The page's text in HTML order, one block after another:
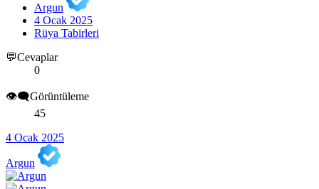
Argun
4 Ocak 2025
Rüya Tabirleri
💬Cevaplar
0
👁️‍🗨️Görüntüleme
45
4 Ocak 2025
Argun